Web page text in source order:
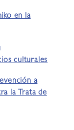
en la
culturales
a
la Trata de